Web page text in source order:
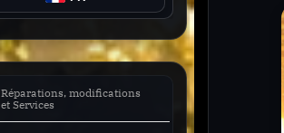
Toggle
sub-
menu
Toggle
menu
Réparations, modifications
et Services